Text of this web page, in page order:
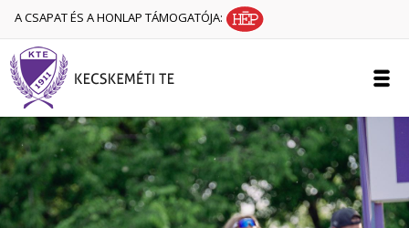
A CSAPAT ÉS A HONLAP TÁMOGATÓJA: